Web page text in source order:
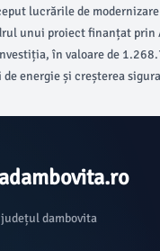
lucrările de
unui proiect finanțat prin
în valoare de
energie și creșterea
dambovita